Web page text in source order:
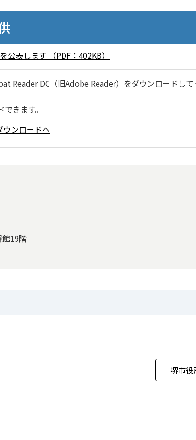
表します （PDF：402KB）
Reader DC（旧Adobe Reader）をダウンロードして
きます。
ンロードへ
19階
堺市